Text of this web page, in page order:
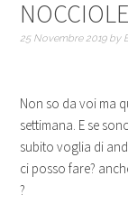
25 Novembre 2019by
Non so da voi ma
settimana. E se
subito voglia di
ci posso fare?
?